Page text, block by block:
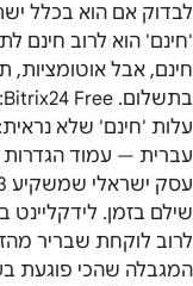
לבדוק אם הוא בכלל
חינם, אבל אוטומציות,
בתשלום. Bitrix24 Free: חינם, אבל 5GB אחסון ומגבלות עבודה.
עלות 'חינם' שלא נראית:
עברית — עמוד הגדרות
שילם בזמן.
לרוב לוקחת שבריר
המגבלה שהכי פוגעת